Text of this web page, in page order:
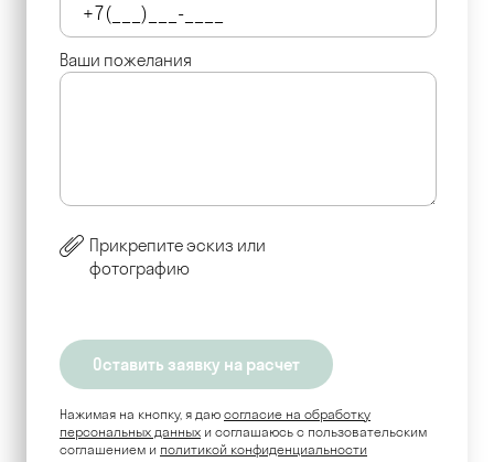
Ваши пожелания
Прикрепите эскиз или
фотографию
Нажимая на кнопку, я даю согласие на обработку
персональных данных и соглашаюсь c пользовательским
соглашением и политикой конфиденциальности